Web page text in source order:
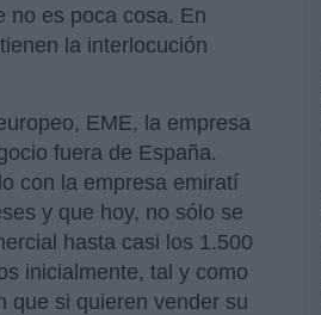
no es poca cosa. En
la interlocución
EME, la empresa
fuera de España.
con la empresa emiratí
y que hoy, no sólo se
hasta casi los 1.500
inicialmente, tal y como
que si quieren vender su